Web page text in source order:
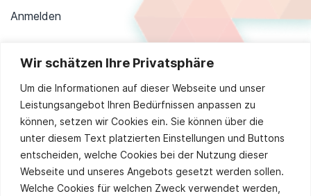
Wir schätzen Ihre Privatsphäre
Um die Informationen auf dieser Webseite und unser
Leistungsangebot Ihren Bedürfnissen anpassen zu
können, setzen wir Cookies ein. Sie können über die
unter diesem Text platzierten Einstellungen und Buttons
entscheiden, welche Cookies bei der Nutzung dieser
Webseite und unseres Angebots gesetzt werden sollen.
Welche Cookies für welchen Zweck verwendet werden,
Anmelden
Sie stimmen unserer Datenschutzpolitik
zu.
Alternative: